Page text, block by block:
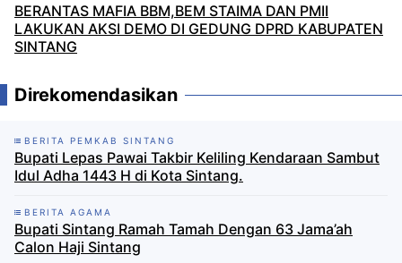
BERANTAS MAFIA BBM,BEM STAIMA DAN PMII
LAKUKAN AKSI DEMO DI GEDUNG DPRD KABUPATEN
SINTANG
Direkomendasikan
BERITA PEMKAB SINTANG
Bupati Lepas Pawai Takbir Keliling Kendaraan Sambut
Idul Adha 1443 H di Kota Sintang.
BERITA AGAMA
Bupati Sintang Ramah Tamah Dengan 63 Jama’ah
Calon Haji Sintang